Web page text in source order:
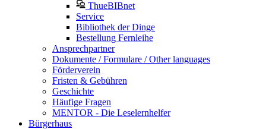
ThueBIBnet
Service
Bibliothek der Dinge
Bestellung Fernleihe
Ansprechpartner
Dokumente / Formulare / Other languages
Förderverein
Fristen & Gebühren
Geschichte
Häufige Fragen
MENTOR - Die Leselernhelfer
Bürgerhaus